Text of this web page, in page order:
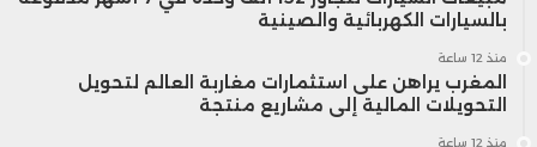
بالسيارات الكهربائية والصينية
منذ 12 ساعة
المغرب يراهن على استثمارات مغاربة العالم لتحويل
التحويلات المالية إلى مشاريع منتجة
منذ 12 ساعة